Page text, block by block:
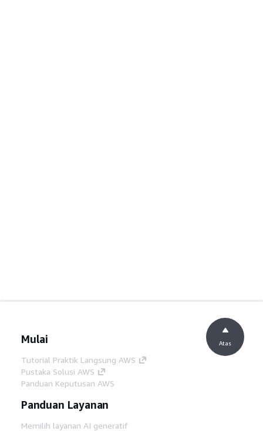
Mulai
Tutorial Praktik Langsung AWS
Pustaka Solusi AWS
Panduan Keputusan AWS
Panduan Layanan
Memilih layanan AI generatif
Atas